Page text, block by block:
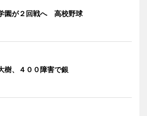
園が２回戦へ 高校野球
樹、４００障害で銀